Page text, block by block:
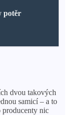
potěr
dvou takových
samicí – a to
producenty nic